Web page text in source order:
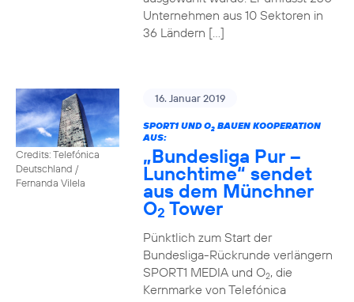
Unternehmen aus 10 Sektoren in
36 Ländern […]
Credits: Telefónica
Deutschland /
Fernanda Vilela
16. Januar 2019
SPORT1 UND O2BAUEN KOOPERATION
AUS:
„Bundesliga Pur –
Lunchtime“ sendet
aus dem Münchner
O2 Tower
Pünktlich zum Start der
Bundesliga-Rückrunde verlängern
SPORT1 MEDIA und O2, die
Kernmarke von Telefónica